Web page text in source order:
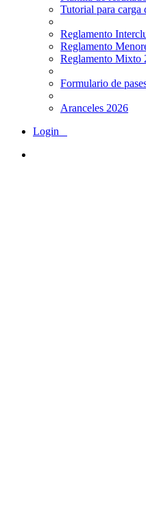
Tutorial para carga
Reglamento
Reglamento
Reglamento Mixto
Formulario de
Aranceles 2026
Login